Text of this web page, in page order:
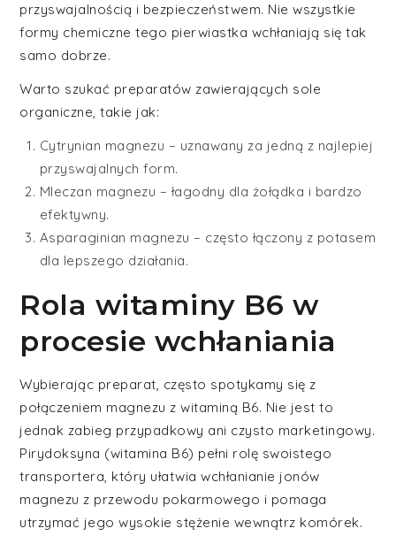
przyswajalnością i bezpieczeństwem. Nie wszystkie
formy chemiczne tego pierwiastka wchłaniają się tak
samo dobrze.
Warto szukać preparatów zawierających sole
organiczne, takie jak:
Cytrynian magnezu – uznawany za jedną z najlepiej
przyswajalnych form.
Mleczan magnezu – łagodny dla żołądka i bardzo
efektywny.
Asparaginian magnezu – często łączony z potasem
dla lepszego działania.
Rola witaminy B6 w
procesie wchłaniania
Wybierając preparat, często spotykamy się z
połączeniem magnezu z witaminą B6. Nie jest to
jednak zabieg przypadkowy ani czysto marketingowy.
Pirydoksyna (witamina B6) pełni rolę swoistego
transportera, który ułatwia wchłanianie jonów
magnezu z przewodu pokarmowego i pomaga
utrzymać jego wysokie stężenie wewnątrz komórek.